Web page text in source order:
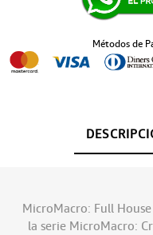
Métodos de
MicroMacro: Full
la serie MicroMacro: